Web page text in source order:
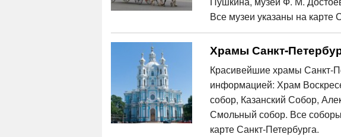
Все музеи указаны на карте
Храмы Санкт-
Красивейшие храмы Санкт-
информацией: Храм
собор, Казанский Собор,
Смольный собор. Все
карте Санкт-Петербурга.